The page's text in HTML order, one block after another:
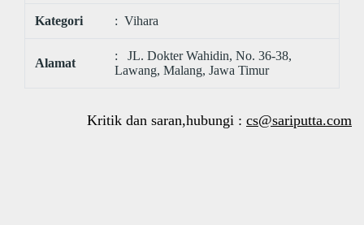
Kategori : Vihara
Alamat
: JL. Dokter Wahidin, No. 36-38,
Lawang, Malang, Jawa Timur
Kritik dan saran,hubungi : cs@sariputta.com